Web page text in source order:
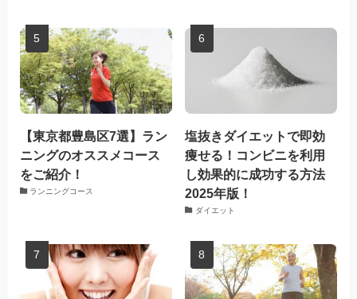
【東京都豊島区7選】ラン
ニングのオススメコース
をご紹介！
ランニングコース
塩抜きダイエットで即効
痩せる！コンビニを利用
し効果的に成功する方法
2025年版！
ダイエット